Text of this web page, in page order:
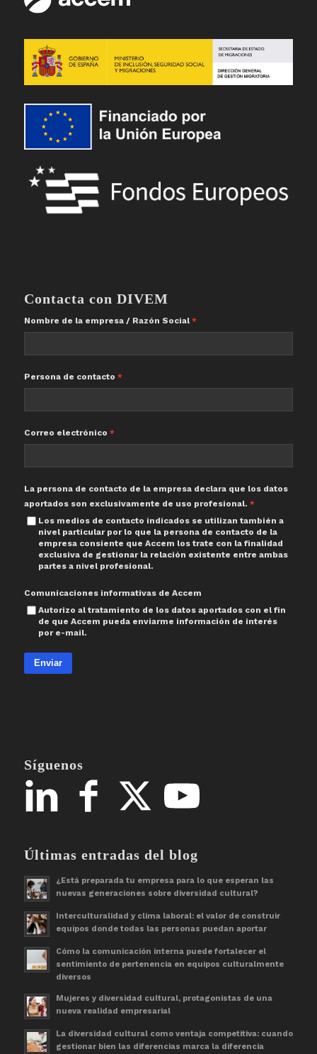
Contacta con DIVEM
Nombre de la empresa / Razón Social
Persona de contacto
Correo electrónico
La persona de contacto de la empresa declara que los datos
aportados son exclusivamente de uso profesional.
Los medios de contacto indicados se utilizan también a
nivel particular por lo que la persona de contacto de la
empresa consiente que Accem los trate con la finalidad
exclusiva de gestionar la relación existente entre ambas
partes a nivel profesional.
Comunicaciones informativas de Accem
Autorizo al tratamiento de los datos aportados con el fin
de que Accem pueda enviarme información de interés
por e-mail.
Enviar
Síguenos
Últimas entradas del blog
¿Está preparada tu empresa para lo que esperan las
nuevas generaciones sobre diversidad cultural?
Interculturalidad y clima laboral: el valor de construir
equipos donde todas las personas puedan aportar
Cómo la comunicación interna puede fortalecer el
sentimiento de pertenencia en equipos culturalmente
diversos
Mujeres y diversidad cultural, protagonistas de una
nueva realidad empresarial
La diversidad cultural como ventaja competitiva: cuando
gestionar bien las diferencias marca la diferencia